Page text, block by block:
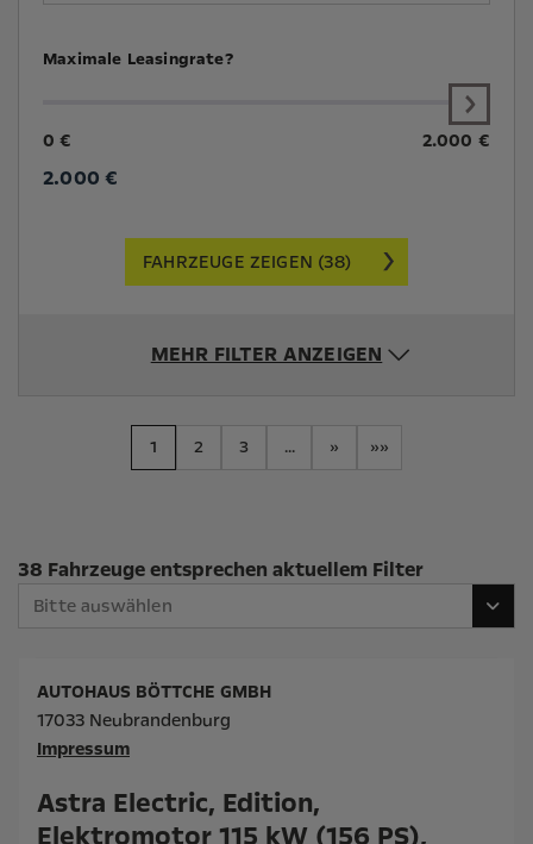
Maximale Leasingrate?
0 € 2.000 €
2.000 €
FAHRZEUGE ZEIGEN (38)
MEHR FILTER ANZEIGEN
1 2 3 ... » »»
Suchergebnisse
38 Fahrzeuge entsprechen aktuellem Filter
Bitte auswählen
Astra Electric, Edition,
Elektromotor 115 kW (156 PS),
AUTOHAUS BÖTTCHE GMBH
17033 Neubrandenburg
Impressum